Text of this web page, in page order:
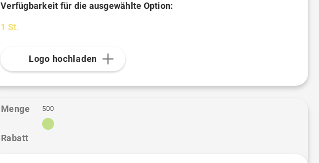
Verfügbarkeit für die ausgewählte Option:
1 St.
Logo hochladen
Menge
Rabatt
500